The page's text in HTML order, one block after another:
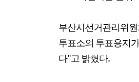
부산시선거관리위
투표소의 투표용지
다"고 밝혔다.